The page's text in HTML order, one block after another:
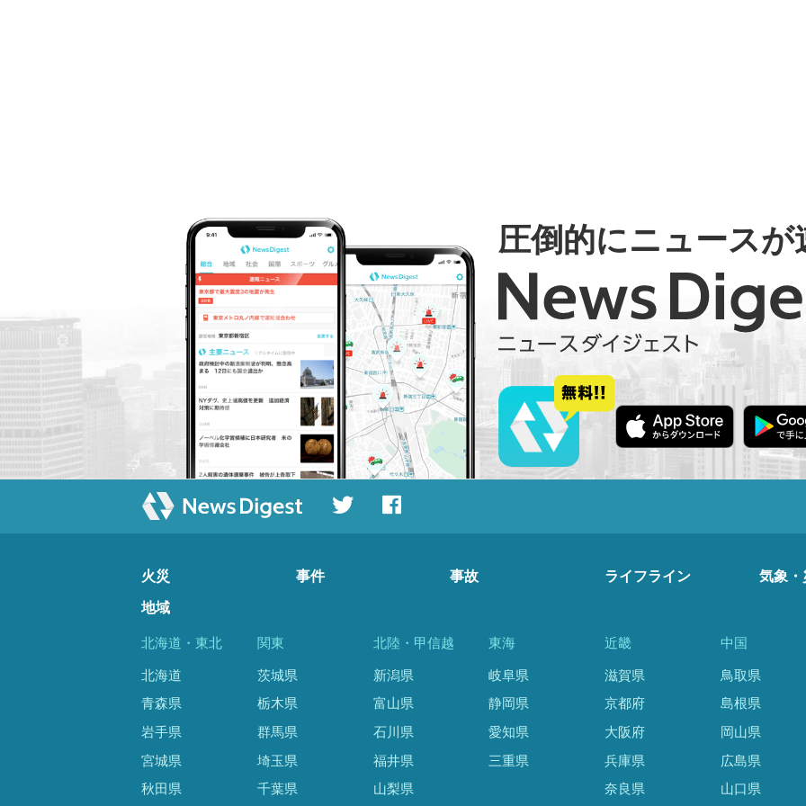
圧倒的にニュースが
火災 事件 事故 ライフライン 気象・
地域
北海道・東北
北海道
青森県
岩手県
宮城県
秋田県
関東
茨城県
栃木県
群馬県
埼玉県
千葉県
北陸・甲信越
新潟県
富山県
石川県
福井県
山梨県
東海
岐阜県
静岡県
愛知県
三重県
近畿
滋賀県
京都府
大阪府
兵庫県
奈良県
中国
鳥取県
島根県
岡山県
広島県
山口県